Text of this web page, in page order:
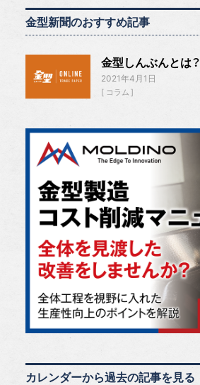
金型新聞のおすすめ記事
金型しんぶんとは？
2021年4月1日
コラム
カレンダーから過去の記事を見る